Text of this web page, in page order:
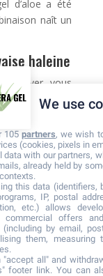
d’aloe a été
naît un
haleine
Forever, vous
de mauvaise
buccales
bactéries.
de remédier
la propolis est
envers les
des dentifrice
We use
105partners, we wish
(cookies, pixels in
data with our partners,
already held by
this data (identifiers,
IP, postal
etc.) allows
commercial offers
(including by email,
them, measuring
"accept all" and
footer link. You can